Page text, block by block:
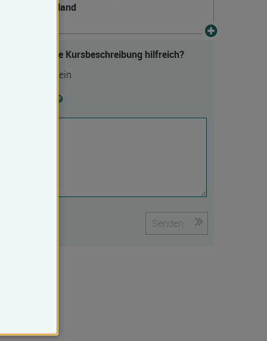
Deutschland
Fanden Sie die Kursbeschreibung hilfreich?
Nein
Senden